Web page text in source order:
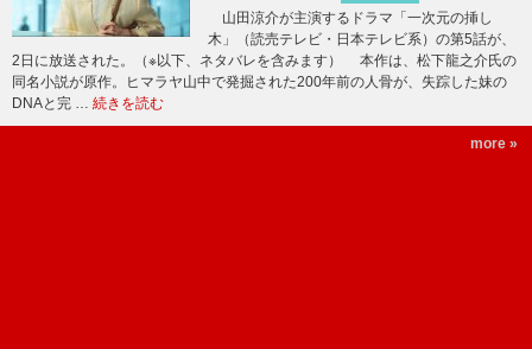
山田涼介が主演するドラマ「一次元の挿し
木」（読売テレビ・日本テレビ系）の第5話が、
2日に放送された。（※以下、ネタバレを含みます） 本作は、松下龍之介氏の
同名小説が原作。ヒマラヤ山中で発掘された200年前の人骨が、失踪した妹の
DNAと完 … 続きを読む
more »